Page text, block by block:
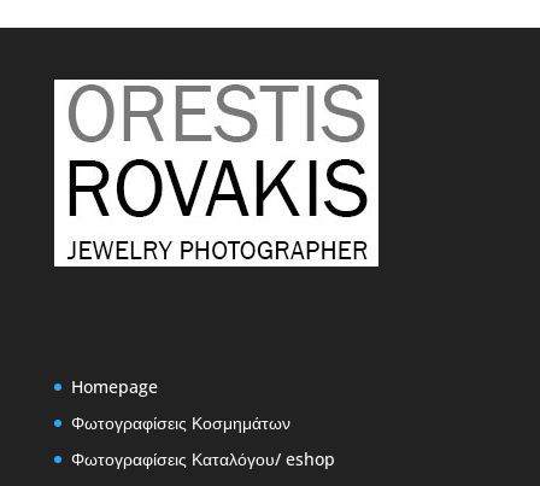
Homepage
Φωτογραφίσεις Κοσμημάτων
Φωτογραφίσεις Καταλόγου/ eshop